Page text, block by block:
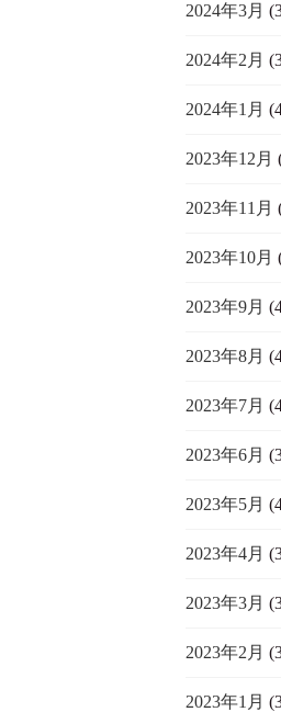
2024年3月
2024年2月
2024年1月
2023年12月
2023年11月
2023年10月
2023年9月
2023年8月
2023年7月
2023年6月
2023年5月
2023年4月
2023年3月
2023年2月
2023年1月